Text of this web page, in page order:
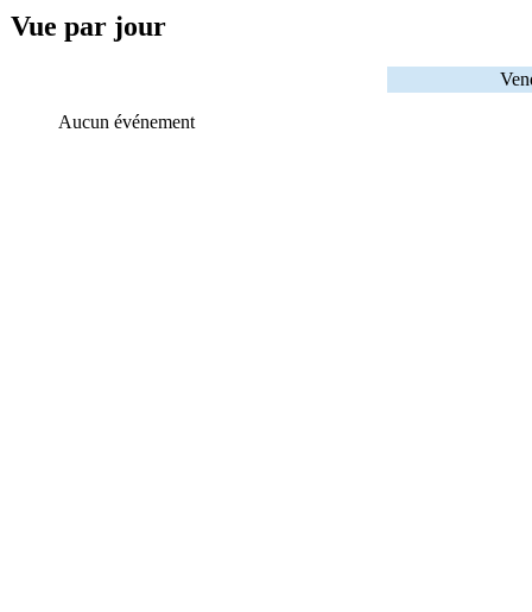
Vue par jour
Aucun événement